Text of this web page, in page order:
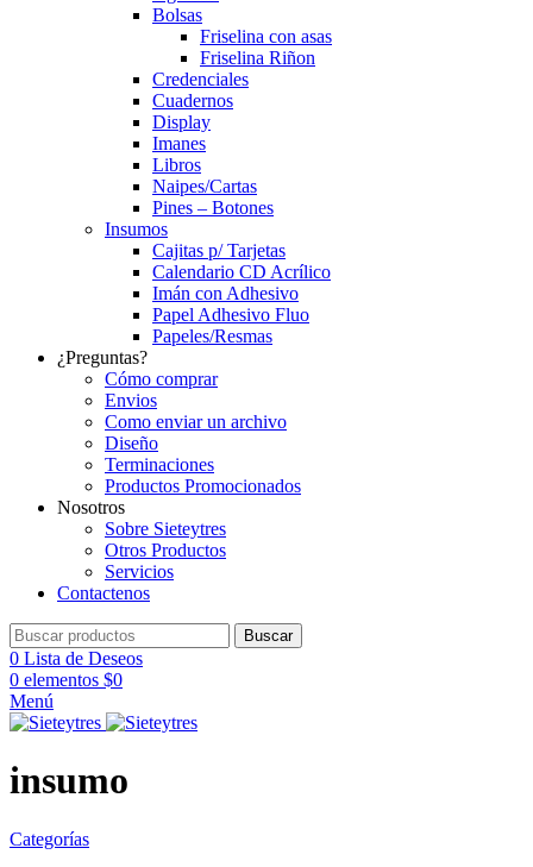
Bolsas
Friselina con asas
Friselina Riñon
Credenciales
Cuadernos
Display
Imanes
Libros
Naipes/Cartas
Pines – Botones
Insumos
Cajitas p/ Tarjetas
Calendario CD Acrílico
Imán con Adhesivo
Papel Adhesivo Fluo
Papeles/Resmas
¿Preguntas?
Cómo comprar
Envios
Como enviar un archivo
Diseño
Terminaciones
Productos Promocionados
Nosotros
Sobre Sieteytres
Otros Productos
Servicios
Contactenos
Buscar
0 Lista de Deseos
0 elementos $0
Menú
insumo
Categorías